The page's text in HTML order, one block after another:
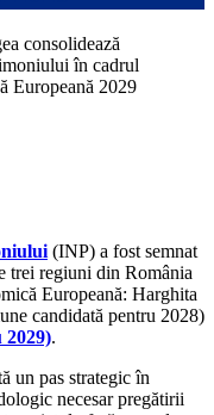
consolidează
în cadrul
Europeană 2029
(INP) a fost semnat
trei regiuni din România
Europeană: Harghita
candidată pentru 2028)
2029).
un pas strategic în
necesar pregătirii